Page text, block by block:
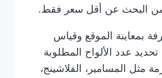
من البحث عن أقل سعر فقط.
بمعاينة الموقع وقياس
عدد الألواح المطلوبة
مثل المسامير، الفلاشينج،